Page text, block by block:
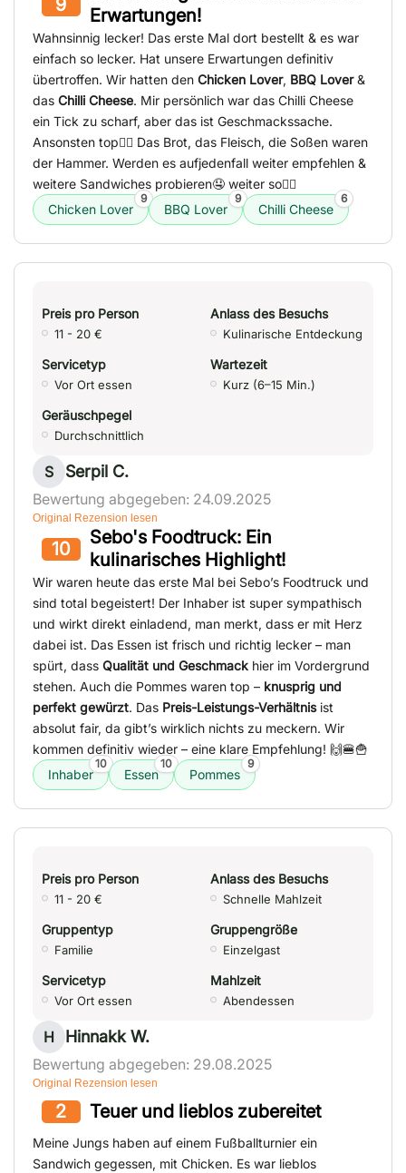
Erwartungen!
Wahnsinnig lecker! Das erste Mal dort bestellt & es war
einfach so lecker. Hat unsere Erwartungen definitiv
übertroffen. Wir hatten den Chicken Lover, BBQ Lover&
das Chilli Cheese. Mir persönlich war das Chilli Cheese
ein Tick zu scharf, aber das ist Geschmackssache.
Ansonsten top👍🏻 Das Brot, das Fleisch, die Soßen waren
der Hammer. Werden es aufjedenfall weiter empfehlen &
weitere Sandwiches probieren🤤 weiter so👌🏻
Chicken Lover
9
BBQ Lover
9
Chilli Cheese
6
Preis pro Person
11 - 20 €
Anlass des Besuchs
Kulinarische Entdeckung
Servicetyp
Vor Ort essen
Wartezeit
Kurz (6–15 Min.)
Geräuschpegel
Durchschnittlich
S Serpil C.
Bewertung abgegeben: 24.09.2025
Original Rezension lesen
10
Sebo's Foodtruck: Ein
kulinarisches Highlight!
Wir waren heute das erste Mal bei Sebo’s Foodtruck und
sind total begeistert! Der Inhaber ist super sympathisch
und wirkt direkt einladend, man merkt, dass er mit Herz
dabei ist. Das Essen ist frisch und richtig lecker – man
spürt, dass Qualität und Geschmack hier im Vordergrund
stehen. Auch die Pommes waren top – knusprig und
perfekt gewürzt. Das Preis-Leistungs-Verhältnisist
absolut fair, da gibt’s wirklich nichts zu meckern. Wir
kommen definitiv wieder – eine klare Empfehlung! 🙌🍔🍟
Inhaber
10
Essen
10
Pommes
9
Preis pro Person
11 - 20 €
Anlass des Besuchs
Schnelle Mahlzeit
Gruppentyp
Familie
Gruppengröße
Einzelgast
Servicetyp
Vor Ort essen
Mahlzeit
Abendessen
H Hinnakk W.
Bewertung abgegeben: 29.08.2025
Original Rezension lesen
2 Teuer und lieblos zubereitet
Meine Jungs haben auf einem Fußballturnier ein
Sandwich gegessen, mit Chicken. Es war lieblos